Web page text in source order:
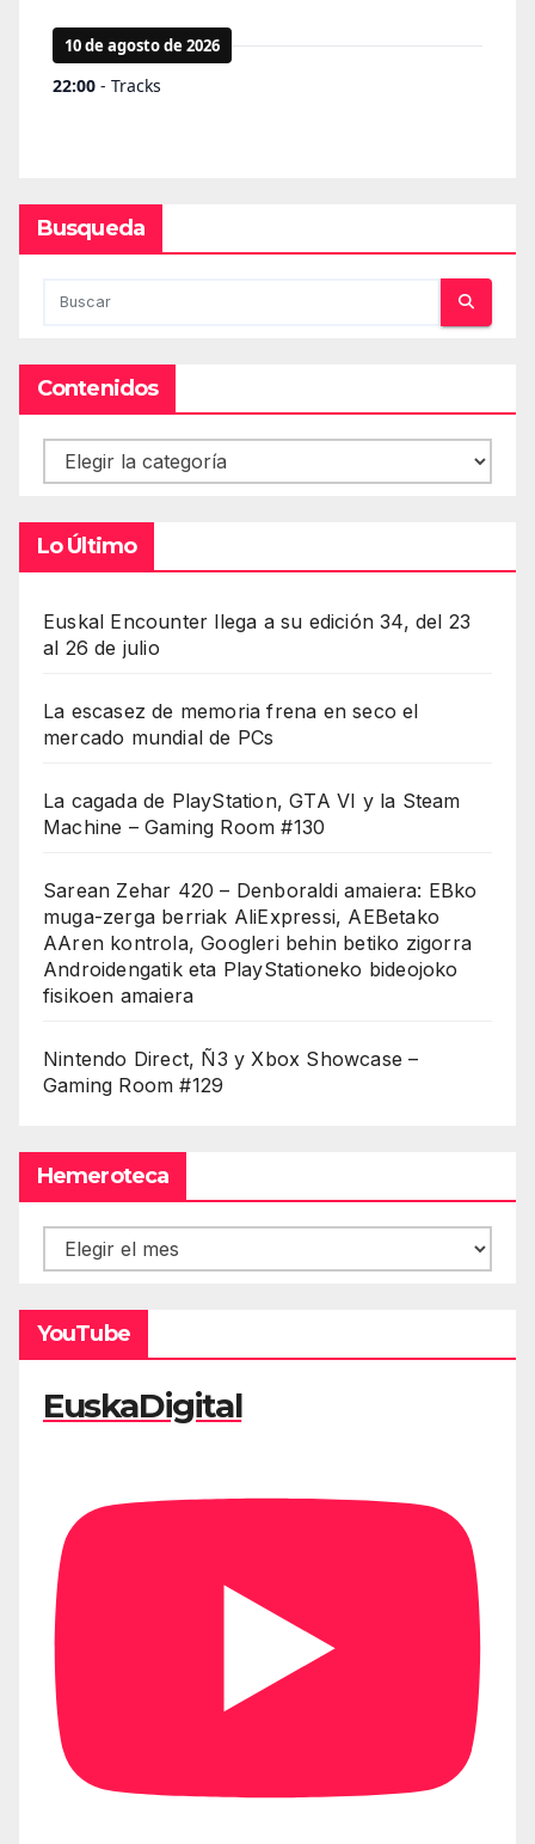
Busqueda
Contenidos
Contenidos
Lo Último
Euskal Encounter llega a su edición 34, del 23
al 26 de julio
La escasez de memoria frena en seco el
mercado mundial de PCs
La cagada de PlayStation, GTA VI y la Steam
Machine – Gaming Room #130
Sarean Zehar 420 – Denboraldi amaiera: EBko
muga-zerga berriak AliExpressi, AEBetako
AAren kontrola, Googleri behin betiko zigorra
Androidengatik eta PlayStationeko bideojoko
fisikoen amaiera
Nintendo Direct, Ñ3 y Xbox Showcase –
Gaming Room #129
Hemeroteca
Hemeroteca
YouTube
EuskaDigital